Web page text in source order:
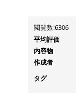
閲覧数:6306
平均評価
内容物
作成者
タグ